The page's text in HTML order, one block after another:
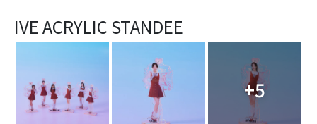
IVE ACRYLIC STANDEE
+5